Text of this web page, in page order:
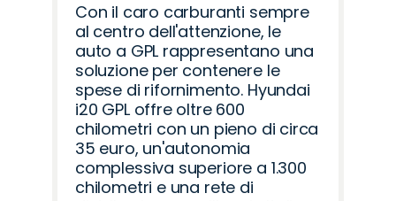
Con il caro carburanti sempre
al centro dell'attenzione, le
auto a GPL rappresentano una
soluzione per contenere le
spese di rifornimento. Hyundai
i20 GPL offre oltre 600
chilometri con un pieno di circa
35 euro, un'autonomia
complessiva superiore a 1.300
chilometri e una rete di